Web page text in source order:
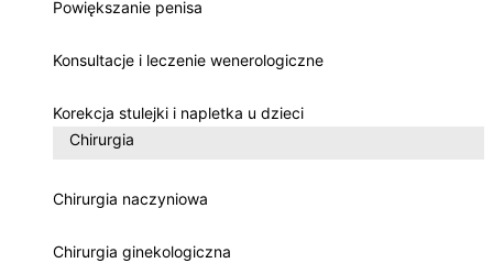
Powiększanie penisa
Konsultacje i leczenie wenerologiczne
Korekcja stulejki i napletka u dzieci
Chirurgia
Chirurgia naczyniowa
Chirurgia ginekologiczna